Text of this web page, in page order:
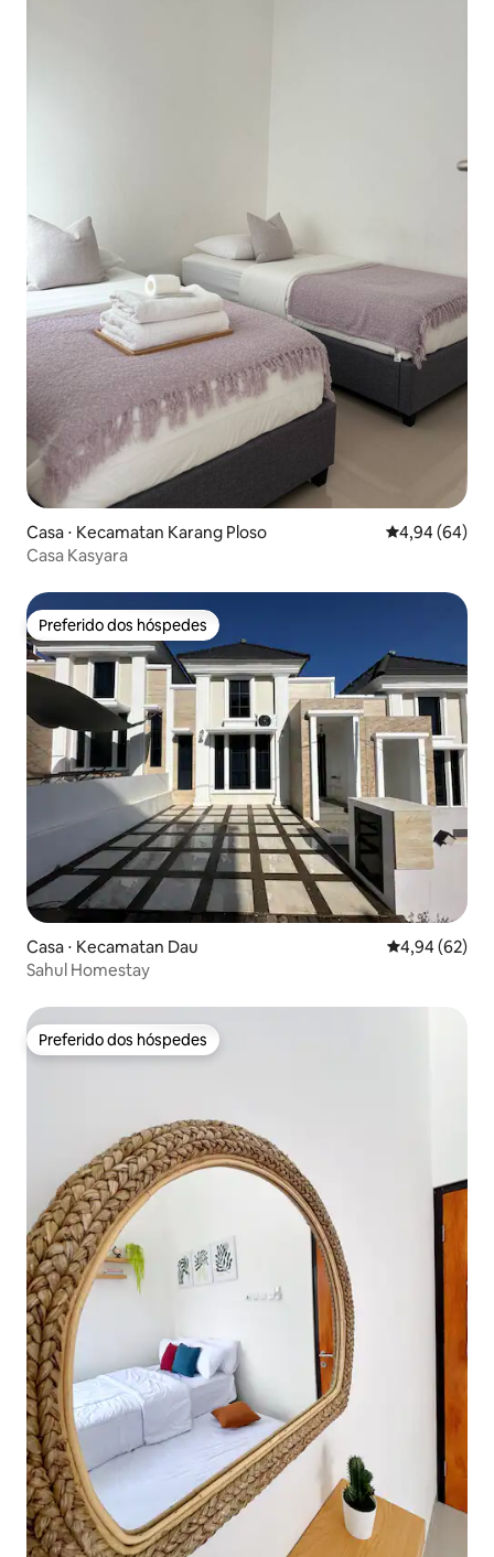
Casa ⋅ Kecamatan Karang Ploso 4,94 de uma
4,94 (64)
Casa Kasyara
Preferido dos hóspedes
Preferido dos hóspedes
Casa ⋅ Kecamatan Dau 4,94 de uma
4,94 (62)
Sahul Homestay
Preferido dos hóspedes
Preferido dos hóspedes